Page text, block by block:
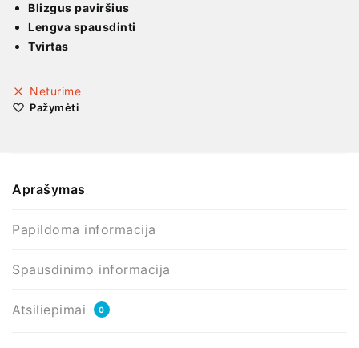
Blizgus paviršius
Lengva spausdinti
Tvirtas
Neturime
Pažymėti
Aprašymas
Papildoma informacija
Spausdinimo informacija
Atsiliepimai 0